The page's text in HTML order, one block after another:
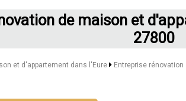
de maison et
27800
et d'appartement dans l'Eure Entreprise